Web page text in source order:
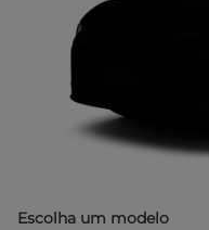
Escolha um modelo